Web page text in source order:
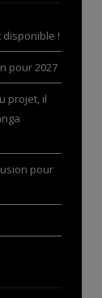
disponible !
pour 2027
projet, il
pour